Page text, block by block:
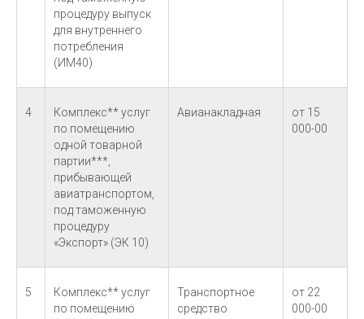
процедуру выпуск
для внутреннего
потребления
(ИМ40)
4
Комплекс** услуг
по помещению
одной товарной
партии***,
прибывающей
авиатранспортом,
под таможенную
процедуру
«Экспорт» (ЭК 10)
Авианакладная
от 15
000-00
5
Комплекс** услуг
по помещению
Транспортное
средство
от 22
000-00